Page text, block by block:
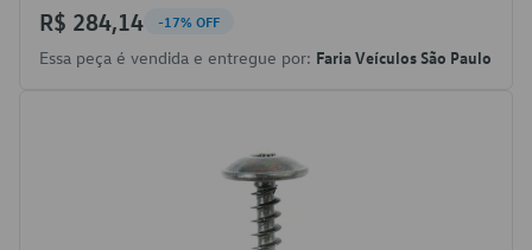
R$ 284,14 -17% OFF
Essa peça é vendida e entregue por: Faria Veículos São Paulo